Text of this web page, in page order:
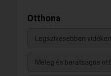
Otthona
Legszívesebben
Meleg és barátságos